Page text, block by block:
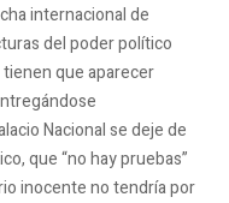
internacional de
del poder político
que aparecer
Nacional se deje de
que “no hay pruebas”
inocente no tendría por